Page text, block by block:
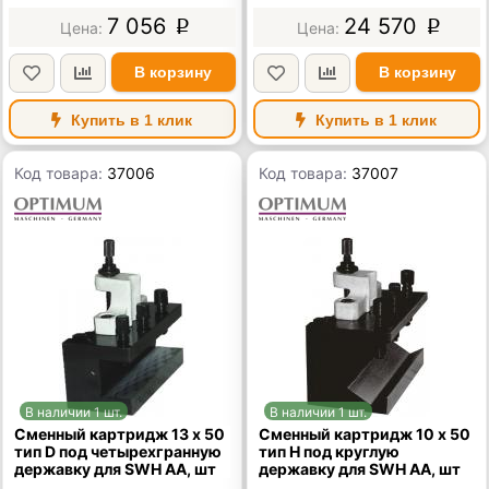
7 056 p
В корзину
Купить в 1 клик
24 570 p
В корзину
Купить в 1 клик
Код товара: 37006
В наличии 1 шт.
Сменный картридж 13 х 50
тип D под четырехгранную
державку для SWH AА, шт
Код товара: 37007
В наличии 1 шт.
Сменный картридж 10 х 50
тип H под круглую
державку для SWH AA, шт